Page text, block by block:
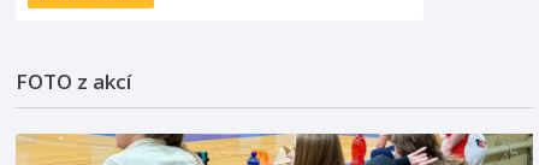
FOTO z akcí